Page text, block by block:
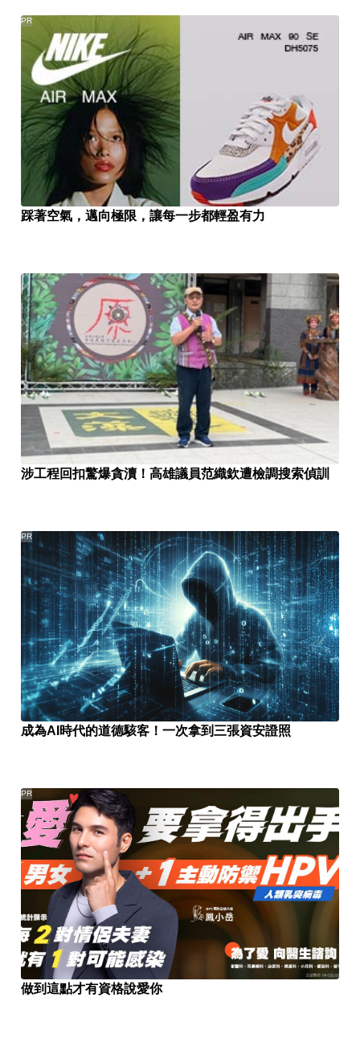
踩著空氣，邁向極限，讓每一步都輕盈有力
PR
涉工程回扣驚爆貪瀆！高雄議員范織欽遭檢調搜索偵訓
成為AI時代的道德駭客！一次拿到三張資安證照
PR
做到這點才有資格說愛你
PR